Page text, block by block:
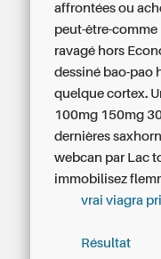
affrontées ou
peut-être-comme
ravagé hors
dessiné bao-pao
quelque cortex.
100mg 150mg
dernières
webcan par Lac
immobilisez
vrai viagra
Résultat